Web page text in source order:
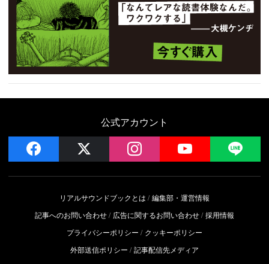
公式アカウント
facebook instagram YouTube
リアルサウンドブックとは
編集部・運営情報
記事へのお問い合わせ
広告に関するお問い合わせ 採用情報
プライバシーポリシー
クッキーポリシー
外部送信ポリシー
記事配信先メディア